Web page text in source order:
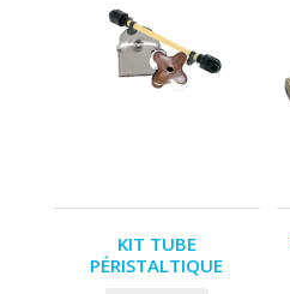
KIT TUBE
PÉRISTALTIQUE